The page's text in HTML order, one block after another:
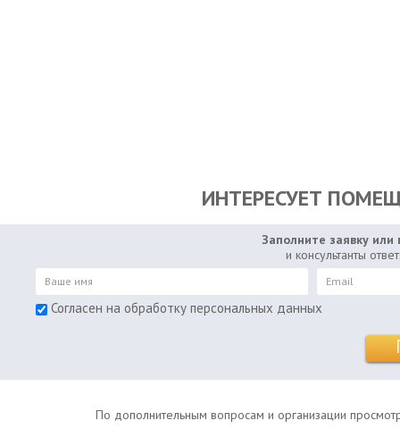
ИНТЕРЕСУЕТ
Заполните заявку
и консультанты
Согласен на обработку персональных данных
По дополнительным вопросам и организации